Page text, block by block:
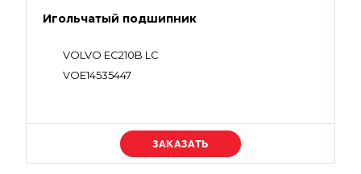
Игольчатый подшипник
VOLVO EC210B LC
VOE14535447
Уточняйте цену